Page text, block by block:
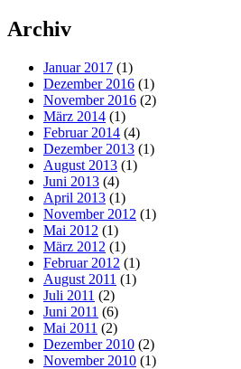
Archiv
Januar 2017 (1)
Dezember 2016 (1)
November 2016 (2)
März 2014 (1)
Februar 2014 (4)
Dezember 2013 (1)
August 2013 (1)
Juni 2013 (4)
April 2013 (1)
November 2012 (1)
Mai 2012 (1)
März 2012 (1)
Februar 2012 (1)
August 2011 (1)
Juli 2011 (2)
Juni 2011 (6)
Mai 2011 (2)
Dezember 2010 (2)
November 2010 (1)